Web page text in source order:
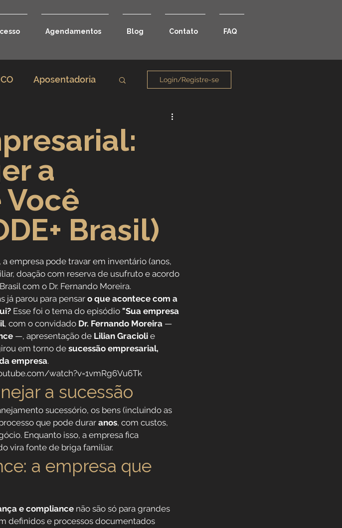
Agendamentos Blog Contato FAQ
Aposentadoria
Carreira Jurídica
Invalidez
Login/Registre-se
a
Brasil)
empresa pode travar em inventário (anos,
doação com reserva de usufruto e acordo
com o Dr. Fernando Moreira.
já parou para pensar o que acontece com a
Esse foi o tema do episódio "Sua empresa
, com o convidado Dr. Fernando Moreira —
—, apresentação de Lilian Gracioli e
em torno de sucessão empresarial,
empresa.
watch?v=1vmRg6Vu6Tk
a sucessão
sucessório, os bens (incluindo as
que pode durar anos, com custos,
Enquanto isso, a empresa fica
vira fonte de briga familiar.
a empresa que
e compliance não são só para grandes
definidos e processos documentados